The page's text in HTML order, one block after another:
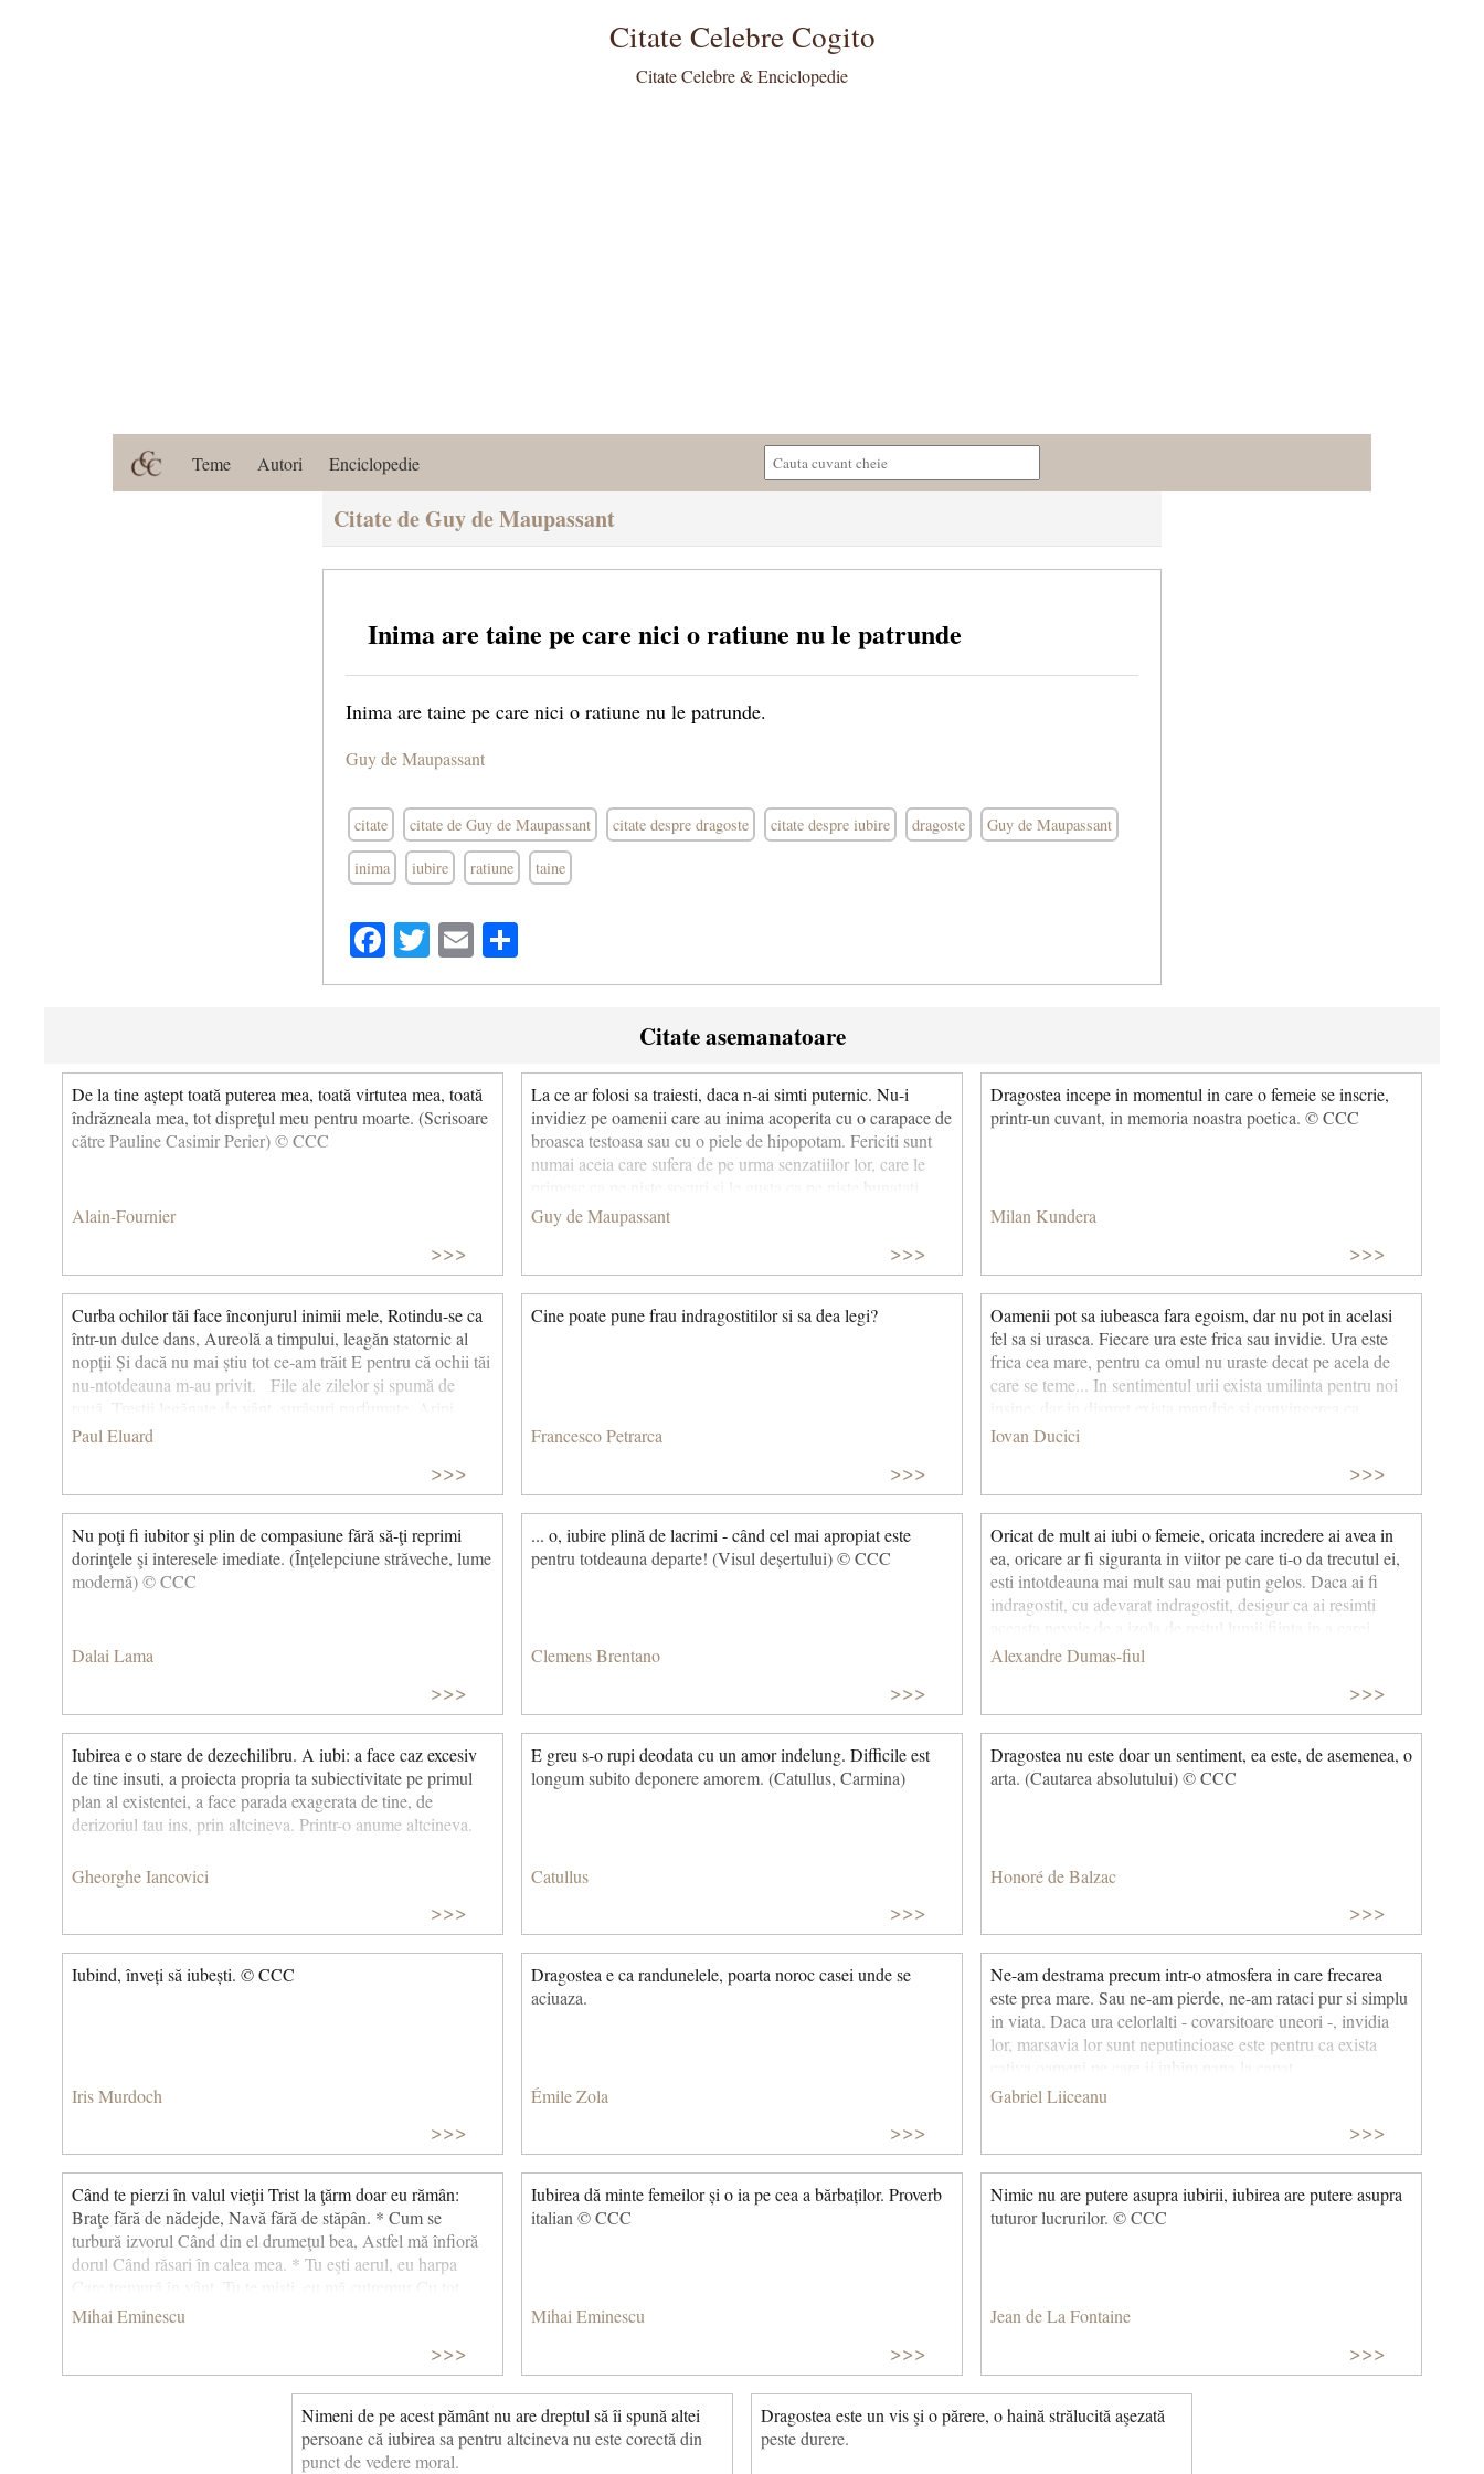
Citate Celebre Cogito
Citate Celebre & Enciclopedie
Teme Autori Enciclopedie
Citate de Guy de Maupassant
Inima are taine pe care nici o ratiune nu le patrunde
Inima are taine pe care nici o ratiune nu le patrunde.
Guy de Maupassant
citate citate de Guy de Maupassant citate despre dragoste citate despre iubire dragoste Guy de Maupassant
inima iubire ratiune taine
Facebook
Twitter
Email
Citate asemanatoare
De la tine aștept toată puterea mea, toată virtutea mea, toată
îndrăzneala mea, tot disprețul meu pentru moarte. (Scrisoare
către Pauline Casimir Perier) © CCC
Alain-Fournier
>>>
La ce ar folosi sa traiesti, daca n-ai simti puternic. Nu-i
invidiez pe oamenii care au inima acoperita cu o cara­pace de
broasca testoasa sau cu o piele de hipopotam. Fericiti sunt
numai aceia care sufera de pe urma senzatiilor lor, care le
primesc ca pe niste socuri si le gusta ca pe niste bunatati.
Pentru ca trebuie sa ne trecem prin minte toate emotiile,
fericite sau triste, sa ne saturam cu ele, sa ne imbatam pana la
cea mai ascutita bucurie si pana la disperarea cea mai
dureroasa.
Guy de Maupassant
>>>
Dragostea incepe in momentul in care o femeie se inscrie,
printr-un cuvant, in memoria noastra poetica. © CCC
Milan Kundera
>>>
Curba ochilor tăi face înconjurul inimii mele, Rotindu-se ca
într-un dulce dans, Aureolă a timpului, leagăn statornic al
nopții Și dacă nu mai știu tot ce-am trăit E pentru că ochii tăi
nu-ntotdeauna m-au privit. File ale zilelor și spumă de
rouă, Trestii legănate de vânt, surâsuri parfumate, Aripi
acoperind lumea de lumină, Bărci doldora de cer și de mare,
în cuibarul aurorelor Ce se-odihnesc mereu pe galbenul-pai
al stelelor, Așa cum ziua se însoțește cu puritatea Întreaga
lume se însoțește cu ochii tăi inocenți Și tot sângele-mi curge
în privirile lor. (Curba ochilor tăi, vol. Capitala durerii, 1926)
Această poezie este, cu siguranță, un cântec de dragoste
pentru Gala (de care s-a desparțit ulterior, ea devenind soția
Paul Eluard
>>>
Cine poate pune frau indragostitilor si sa dea legi?
Francesco Petrarca
>>>
Oamenii pot sa iubeasca fara egoism, dar nu pot in acelasi
fel sa si urasca. Fiecare ura este frica sau invidie. Ura este
frica cea mare, pentru ca omul nu uraste decat pe acela de
care se teme... In sentimentul urii exista umilinta pentru noi
suntem mai buni si superiori aceluia pe care il dispretuim.
din deosebire de principii morale. Adevaratul om superior
nu uraste nici chiar pe omul de care se teme.
Iovan Ducici
>>>
Nu poţi fi iubitor şi plin de compasiune fără să-ţi reprimi
dorinţele şi interesele imediate. (Înțelepciune străveche, lume
modernă) © CCC
Dalai Lama
>>>
... o, iubire plină de lacrimi - când cel mai apropiat este
pentru totdeauna departe! (Visul deșertului) © CCC
Clemens Brentano
>>>
Oricat de mult ai iubi o femeie, oricata incredere ai avea in
ea, oricare ar fi siguranta in viitor pe care ti-o da trecutul ei,
esti intotdeauna mai mult sau mai putin gelos. Daca ai fi
indragostit, cu adevarat indragostit, desigur ca ai resimti
inima ai vrea sa fii numai tu.
Alexandre Dumas-fiul
>>>
Iubirea e o stare de dezechilibru. A iubi: a face caz excesiv
de tine insuti, a proiecta propria ta subiectivitate pe primul
plan al existentei, a face parada exagerata de tine, de
derizoriul tau ins, prin altcineva. Printr-o anume altcineva.
Gheorghe Iancovici
>>>
E greu s-o rupi deodata cu un amor indelung. Difficile est
longum subito deponere amorem. (Catullus, Carmina)
Catullus
>>>
Dragostea nu este doar un sentiment, ea este, de asemenea, o
arta. (Cautarea absolutului) © CCC
Honoré de Balzac
>>>
Iubind, înveți să iubești. © CCC
Iris Murdoch
>>>
Dragostea e ca randunelele, poarta noroc casei unde se
aciuaza.
Émile Zola
>>>
Ne-am destrama precum intr-o atmosfera in care frecarea
este prea mare. Sau ne-am pierde, ne-am rataci pur si simplu
in viata. Daca ura celorlalti - covarsitoare uneori -, invidia
lor, marsavia lor sunt neputincioase este pentru ca exista
cativa oameni pe care ii iubim pana la capat.
Gabriel Liiceanu
>>>
Când te pierzi în valul vieţii Trist la ţărm doar eu rămân:
Braţe fără de nădejde, Navă fără de stăpân. * Cum se
turbură izvorul Când din el drumeţul bea, Astfel mă înfioră
dorul Când răsari în calea mea. * Tu eşti aerul, eu harpa
Care tremură în vânt, Tu te mişti, eu mă cutremur Cu tot
sufletul în cânt. * Eu sunt trubadurul. Lira Este sufletul din
Mihai Eminescu
>>>
Iubirea dă minte femeilor și o ia pe cea a bărbaților. Proverb
italian © CCC
Mihai Eminescu
>>>
Nimic nu are putere asupra iubirii, iubirea are putere asupra
tuturor lucrurilor. © CCC
Jean de La Fontaine
>>>
Nimeni de pe acest pământ nu are dreptul să îi spună altei
persoane că iubirea sa pentru altcineva nu este corectă din
punct de vedere moral.
Dragostea este un vis şi o părere, o haină strălucită aşezată
peste durere.